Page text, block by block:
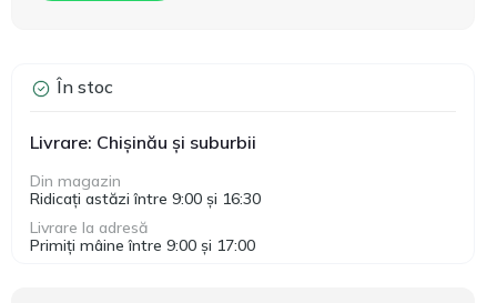
În stoc
Livrare: Chișinău și suburbii
Din magazin
Ridicați astăzi între 9:00 și 16:30
Livrare la adresă
Primiți mâine între 9:00 și 17:00